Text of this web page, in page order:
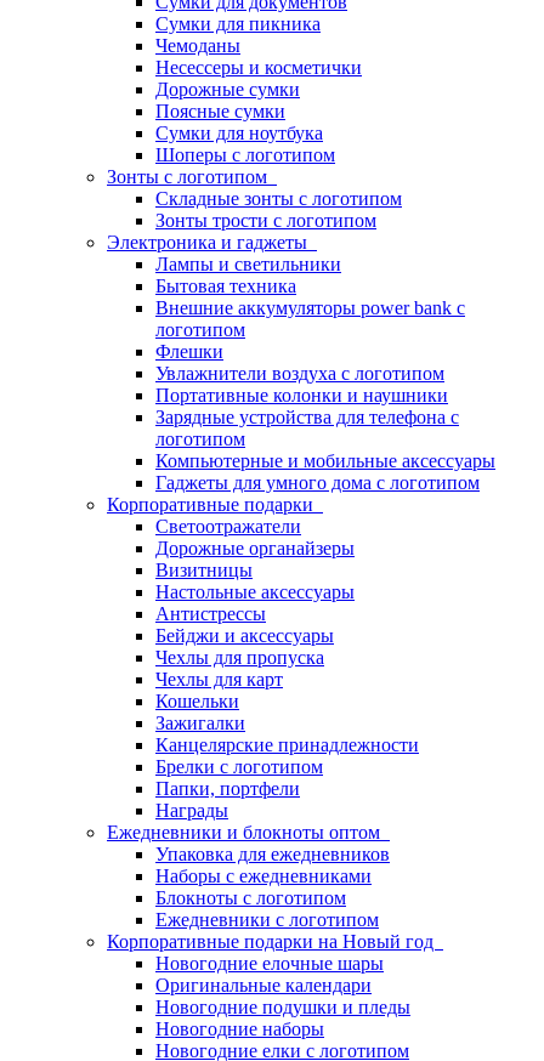
Сумки для пикника
Чемоданы
Несессеры и косметички
Дорожные сумки
Поясные сумки
Сумки для ноутбука
Шоперы с логотипом
Зонты с логотипом
Складные зонты с логотипом
Зонты трости с логотипом
Электроника и гаджеты
Лампы и светильники
Бытовая техника
Внешние аккумуляторы power bank с
логотипом
Флешки
Увлажнители воздуха с логотипом
Портативные колонки и наушники
Зарядные устройства для телефона с
логотипом
Компьютерные и мобильные аксессуары
Гаджеты для умного дома с логотипом
Корпоративные подарки
Светоотражатели
Дорожные органайзеры
Визитницы
Настольные аксессуары
Антистрессы
Бейджи и аксессуары
Чехлы для пропуска
Чехлы для карт
Кошельки
Зажигалки
Канцелярские принадлежности
Брелки с логотипом
Папки, портфели
Награды
Ежедневники и блокноты оптом
Упаковка для ежедневников
Наборы с ежедневниками
Блокноты с логотипом
Ежедневники с логотипом
Корпоративные подарки на Новый год
Новогодние елочные шары
Оригинальные календари
Новогодние подушки и пледы
Новогодние наборы
Новогодние елки с логотипом